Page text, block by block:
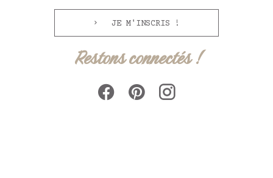
JE M'INSCRIS !
Restons connectés !